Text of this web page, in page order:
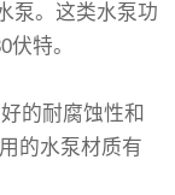
泵。这类水泵功
特。
的耐腐蚀性和
的水泵材质有